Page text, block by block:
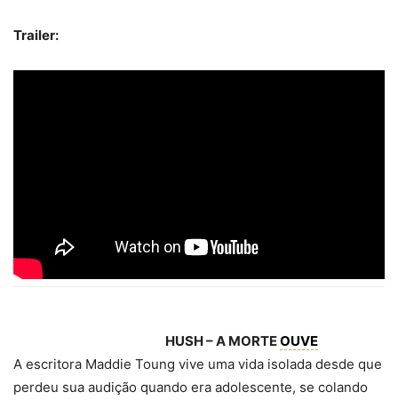
Trailer:
HUSH – A MORTEOUVE
A escritora Maddie Toung vive uma vida isolada desde que
perdeu sua audição quando era adolescente, se colando